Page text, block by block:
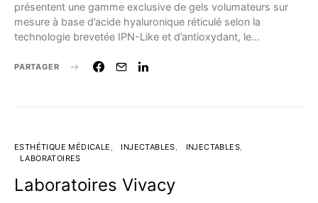
présentent une gamme exclusive de gels volumateurs sur
mesure à base d’acide hyaluronique réticulé selon la
technologie brevetée IPN-Like et d’antioxydant, le…
PARTAGER
ESTHÉTIQUE MÉDICALE INJECTABLES
INJECTABLES
LABORATOIRES
Laboratoires Vivacy